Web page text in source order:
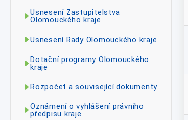
Usnesení Zastupitelstva
Olomouckého kraje
Usnesení Rady Olomouckého kraje
Dotační programy Olomouckého
kraje
Rozpočet a související dokumenty
Oznámení o vyhlášení právního
předpisu kraje